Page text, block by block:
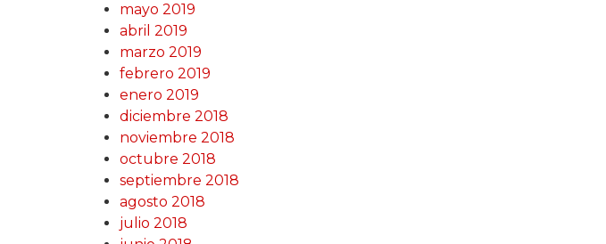
mayo 2019
abril 2019
marzo 2019
febrero 2019
enero 2019
diciembre 2018
noviembre 2018
octubre 2018
septiembre 2018
agosto 2018
julio 2018